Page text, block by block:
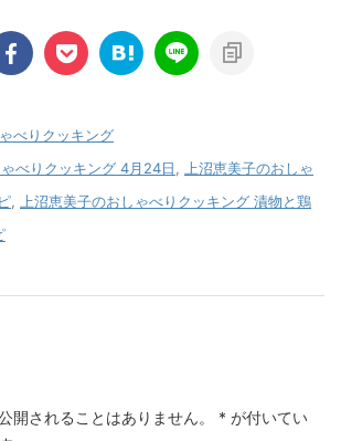
べりクッキング
ゃべりクッキング 4月24日
上沼恵美子のおしゃ
上沼恵美子のおしゃべりクッキング 漬物と鶏
開されることはありません。 * が付いてい